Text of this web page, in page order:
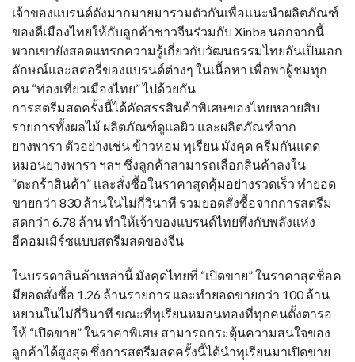
เจ้าของแบรนด์ดังมากมายมารวมตัวกันเพื่อแนะนำผลิตภัณฑ์
ของดีเมืองไทยให้กับลูกค้าชาวจีนร่วมกับ Xinba นอกจากนี้
พวกเขายังสอดแทรกความรู้เกี่ยวกับวัฒนธรรมไทยอันเป็นเอก
ลักษณ์และสตอรี่ของแบรนด์ต่างๆ ในเนื้อหา เพื่อพาผู้ชมทุก
คน “ท่องเที่ยวเมืองไทย” ไปด้วยกัน
การสตรีมสดครั้งนี้ได้คัดสรรสินค้าพิเศษของไทยหลายสิบ
รายการทั้งผลไม้ ผลิตภัณฑ์ดูแลผิว และผลิตภัณฑ์จาก
ยางพารา ตัวอย่างเช่น ข้าวหอม ทุเรียน มังคุด ครีมกันแดด
หมอนยางพารา ฯลฯ ซึ่งลูกค้าสามารถเลือกสินค้าลงใน
“ตะกร้าสินค้า” และสั่งซื้อในราคาสุดคุ้มอย่างรวดเร็ว ทำยอด
ขายกว่า 830 ล้านในไม่กี่วินาที รวมยอดสั่งซื้อจากการสตรีม
สดกว่า 6.78 ล้าน ทำให้เจ้าของแบรนด์ไทยทึ่งกับพลังแห่ง
อีคอมเมิร์ซแบบสตรีมสดของจีน
ในบรรดาสินค้าเหล่านี้ มังคุดไทยที่ “เปิดขาย” ในราคาสุดช็อค
มียอดสั่งซื้อ 1.26 ล้านรายการ และทำยอดขายกว่า 100 ล้าน
หยวนในไม่กี่วินาที ขณะที่ทุเรียนหมอนทองที่ทุกคนตั้งตารอ
ให้ “เปิดขาย” ในราคาพิเศษ สามารถกระตุ้นความสนใจของ
ลูกค้าได้สูงสุด ซึ่งการสตรีมสดครั้งนี้ได้นำทุเรียนมาเปิดขาย